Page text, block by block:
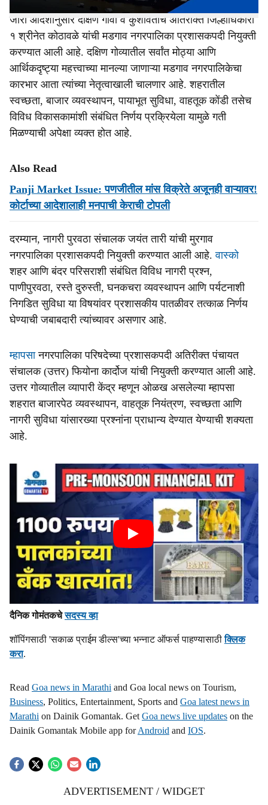
जारी आदेशानुसार दक्षिण गोवा व कुशावतीचे अतिरीक्त जिल्हाधिकारी
१ श्रीनेत कोठावळे यांची मडगाव नगरपालिका प्रशासकपदी नियुक्ती
करण्यात आली आहे. दक्षिण गोव्यातील सर्वांत मोठ्या आणि
आर्थिकदृष्ट्या महत्त्वाच्या मानल्या जाणाऱ्या मडगाव नगरपालिकेचा
कारभार आता त्यांच्या नेतृत्वाखाली चालणार आहे. शहरातील
स्वच्छता, बाजार व्यवस्थापन, पायाभूत सुविधा, वाहतूक कोंडी तसेच
विविध विकासकामांशी संबंधित निर्णय प्रक्रियेला यामुळे गती
मिळण्याची अपेक्षा व्यक्त होत आहे.
Also Read
Panji Market Issue: पणजीतील मांस विक्रेते अजूनही वाऱ्यावर!
कोर्टाच्या आदेशालाही मनपाची केराची टोपली
दरम्यान, नागरी पुरवठा संचालक जयंत तारी यांची मुरगाव
नगरपालिका प्रशासकपदी नियुक्ती करण्यात आली आहे. वास्को
शहर आणि बंदर परिसराशी संबंधित विविध नागरी प्रश्न,
पाणीपुरवठा, रस्ते दुरुस्ती, घनकचरा व्यवस्थापन आणि पर्यटनाशी
निगडित सुविधा या विषयांवर प्रशासकीय पातळीवर तत्काळ निर्णय
घेण्याची जबाबदारी त्यांच्यावर असणार आहे.
म्हापसानगरपालिका परिषदेच्या प्रशासकपदी अतिरीक्त पंचायत
संचालक (उत्तर) फियोना कार्दोज यांची नियुक्ती करण्यात आली आहे.
उत्तर गोव्यातील व्यापारी केंद्र म्हणून ओळख असलेल्या म्हापसा
शहरात बाजारपेठ व्यवस्थापन, वाहतूक नियंत्रण, स्वच्छता आणि
नागरी सुविधा यांसारख्या प्रश्नांना प्राधान्य देण्यात येण्याची शक्यता
आहे.
दैनिक गोमंतकचेसदस्य व्हा
शॉपिंगसाठी 'सकाळ प्राईम डील्स'च्या भन्नाट ऑफर्स पाहण्यासाठीक्लिक
करा.
Read Goa news in Marathi and Goa local news on Tourism,
Business, Politics, Entertainment, Sports and Goa latest news in
Marathi on Dainik Gomantak. Get Goa news live updates on the
Dainik Gomantak Mobile app forAndroid and IOS.
ADVERTISEMENT / WIDGET